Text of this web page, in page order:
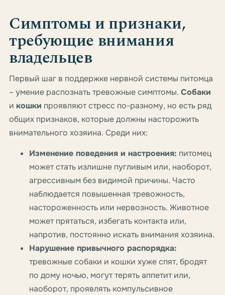
Симптомы и признаки,
требующие внимания
владельцев
Первый шаг в поддержке нервной системы питомца
– умение распознать тревожные симптомы. Собаки
и кошки проявляют стресс по-разному, но есть ряд
общих признаков, которые должны насторожить
внимательного хозяина. Среди них:
Изменение поведения и настроения: питомец
может стать излишне пугливым или, наоборот,
агрессивным без видимой причины. Часто
наблюдается повышенная тревожность,
настороженность или нервозность. Животное
может прятаться, избегать контакта или,
напротив, постоянно искать внимания хозяина.
Нарушение привычного распорядка:
тревожные собаки и кошки хуже спят, бродят
по дому ночью, могут терять аппетит или,
наоборот, проявлять компульсивное